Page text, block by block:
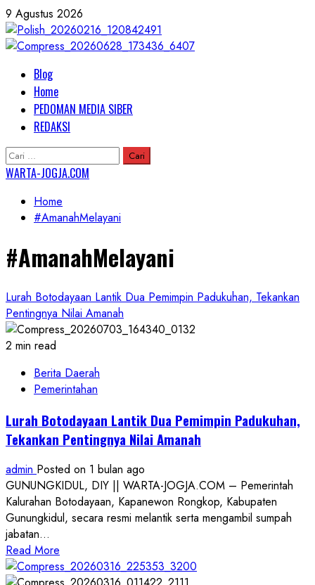
Skip
to
content
9 Agustus 2026
Primary
Menu
Blog
Home
PEDOMAN MEDIA SIBER
REDAKSI
Cari
untuk:
WARTA-JOGJA.COM
Home
#AmanahMelayani
#AmanahMelayani
Lurah Botodayaan Lantik Dua Pemimpin Padukuhan, Tekankan
Pentingnya Nilai Amanah
2 min read
Berita Daerah
Pemerintahan
Lurah Botodayaan Lantik Dua Pemimpin Padukuhan,
Tekankan Pentingnya Nilai Amanah
admin Posted on 1 bulan ago
GUNUNGKIDUL, DIY || WARTA-JOGJA.COM – Pemerintah
Kalurahan Botodayaan, Kapanewon Rongkop, Kabupaten
Gunungkidul, secara resmi melantik serta mengambil sumpah
jabatan...
Read More
more